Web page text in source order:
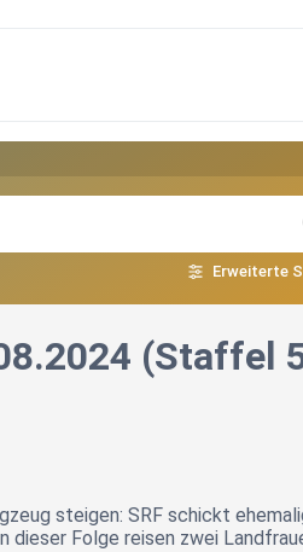
Erweiterte
(Staffel
steigen: SRF schickt
Folge reisen zwei